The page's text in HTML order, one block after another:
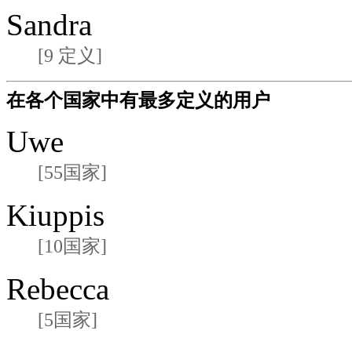
Sandra
[9 定义]
在各个国家中有最多定义的用户
Uwe
[55国家]
Kiuppis
[10国家]
Rebecca
[5国家]